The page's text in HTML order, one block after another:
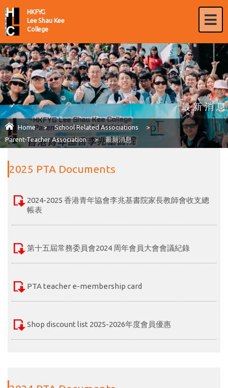
HKFYG
Lee Shau Kee
College
最新消息
Home > School Related Associations
>
Parent-Teacher Association
> 最新消息
2025 PTA Documents
2024-2025 香港青年協會李兆基書院家長教師會收支總
帳表
第十五屆常務委員會2024 周年會員大會會議紀錄
PTA teacher e-membership card
Shop discount list 2025-2026年度會員優惠